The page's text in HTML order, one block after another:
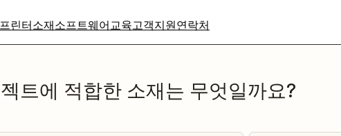
린터소재소프트웨어교육고객지원연락처
트에 적합한 소재는 무엇일까요?